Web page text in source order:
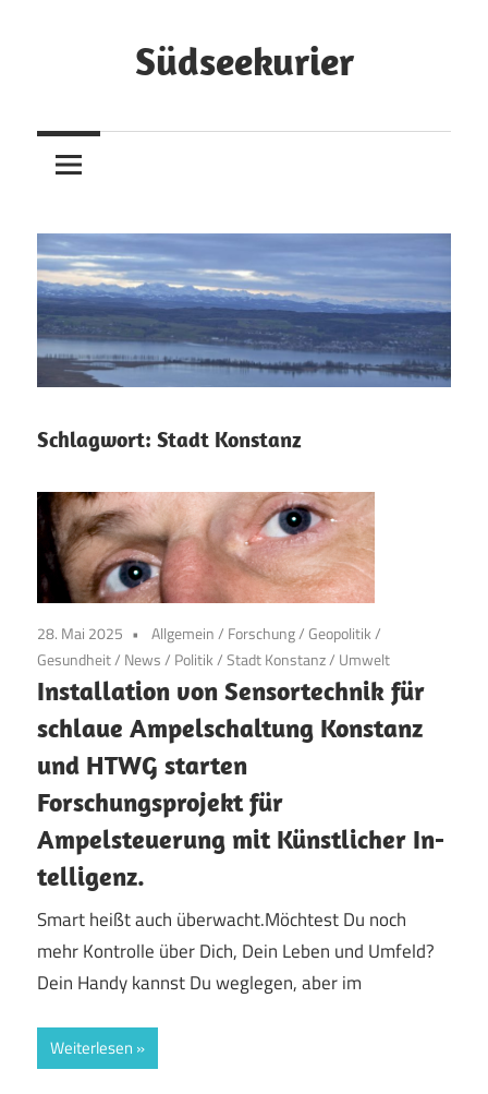
Südseekurier
Zeitung
und
Schlagwort: Stadt Konstanz
28. Mai 2025 Allgemein/ Forschung/Geopolitik/
Gesundheit/ News/ Politik/Stadt Konstanz/ Umwelt
Installation von Sensortechnik für
schlaue Ampelschaltung Konstanz
und HTWG starten
Forschungsprojekt für
Ampelsteuerung mit Künstlicher In-
telligenz.
Smart heißt auch überwacht.Möchtest Du noch
mehr Kontrolle über Dich, Dein Leben und Umfeld?
Dein Handy kannst Du weglegen, aber im
Weiterlesen